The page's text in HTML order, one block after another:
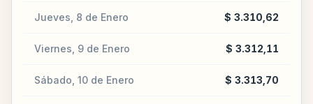
Jueves, 8 de Enero $ 3.310,62
Viernes, 9 de Enero $ 3.312,11
Sábado, 10 de Enero $ 3.313,70